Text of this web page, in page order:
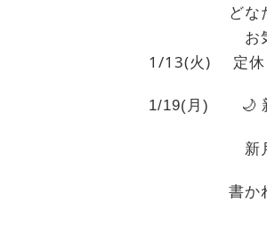
どなたで
お気軽に
1/13(火) 定
1/19(月) 🌙
新月の
書かれて